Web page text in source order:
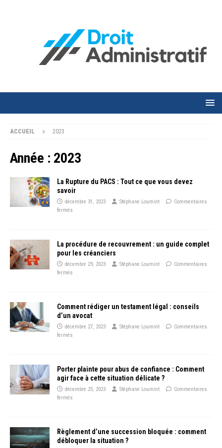
ACCUEIL 2023
Année : 2023
La Rupture du PACS : Tout ce que vous devez
savoir
décembre 31, 2023 Stéphane Loumint
Commentaires
fermés
La procédure de recouvrement : un guide complet
pour les créanciers
décembre 29, 2023 Stéphane Loumint
Commentaires
fermés
Comment rédiger un testament légal : conseils
d’un avocat
décembre 27, 2023 Stéphane Loumint
Commentaires
fermés
Porter plainte pour abus de confiance : Comment
agir face à cette situation délicate ?
décembre 25, 2023 Stéphane Loumint
Commentaires
fermés
Règlement d’une succession bloquée : comment
débloquer la situation ?